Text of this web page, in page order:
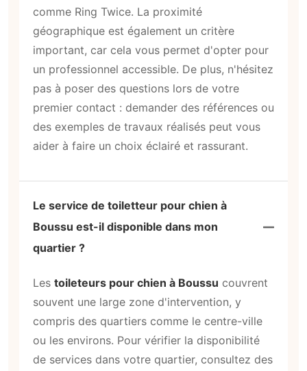
comme Ring Twice. La proximité
géographique est également un critère
important, car cela vous permet d'opter pour
un professionnel accessible. De plus, n'hésitez
pas à poser des questions lors de votre
premier contact : demander des références ou
des exemples de travaux réalisés peut vous
aider à faire un choix éclairé et rassurant.
Le service de toiletteur pour chien à
Boussu est-il disponible dans mon
quartier ?
Les toileteurs pour chien à Boussu couvrent
souvent une large zone d'intervention, y
compris des quartiers comme le centre-ville
ou les environs. Pour vérifier la disponibilité
de services dans votre quartier, consultez des